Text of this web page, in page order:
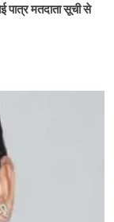
पात्र मतदाता सूची से